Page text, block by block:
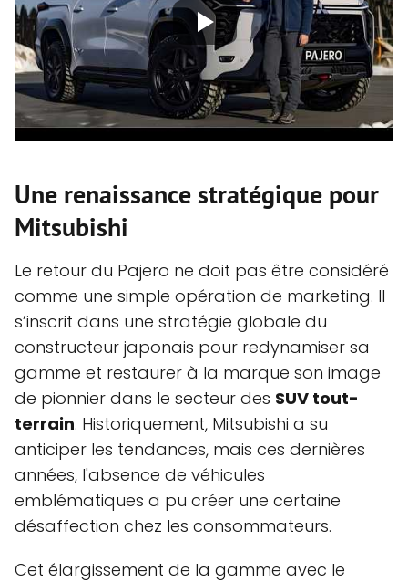
Une renaissance stratégique pour
Mitsubishi
Le retour du Pajero ne doit pas être considéré
comme une simple opération de marketing. Il
s’inscrit dans une stratégie globale du
constructeur japonais pour redynamiser sa
gamme et restaurer à la marque son image
de pionnier dans le secteur des SUV tout-
terrain. Historiquement, Mitsubishi a su
anticiper les tendances, mais ces dernières
années, l'absence de véhicules
emblématiques a pu créer une certaine
désaffection chez les consommateurs.
Cet élargissement de la gamme avec le